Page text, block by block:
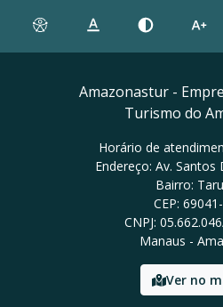
Amazonastur -
Turismo do
Horário de
Endereço: Av.
Bairro:
CEP:
CNPJ:
Manaus -
Ver no